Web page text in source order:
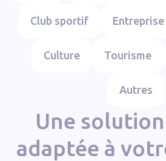
Club sportif Entreprise
Culture Tourisme
Autres
Une
adaptée à